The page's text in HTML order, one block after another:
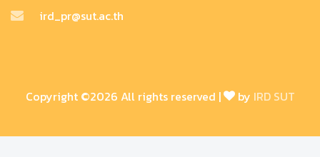
ird_pr@sut.ac.th
Copyright ©2026 All rights reserved | by IRD SUT